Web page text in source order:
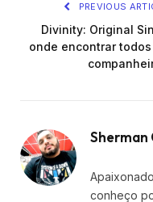
PREVIOUS
Divinity: Original
onde encontrar todos
Sherman
conheço